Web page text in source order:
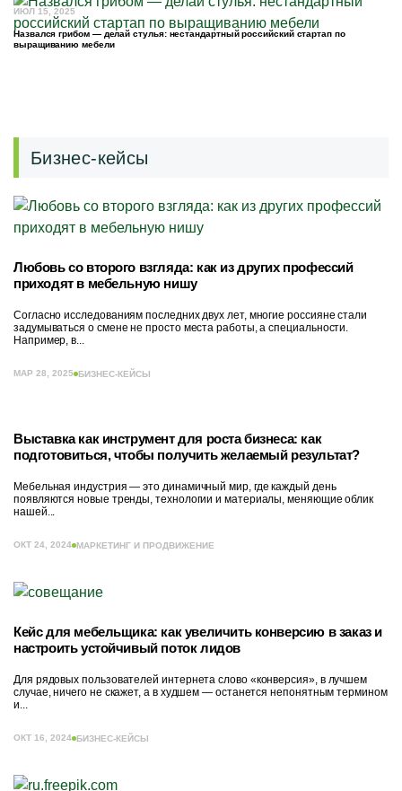
ИЮЛ 15, 2025
Назвался грибом — делай стулья: нестандартный российский стартап по
выращиванию мебели
Бизнес-кейсы
Любовь со второго взгляда: как из других профессий
приходят в мебельную нишу
Согласно исследованиям последних двух лет, многие россияне стали
задумываться о смене не просто места работы, а специальности.
Например, в...
МАР 28, 2025 БИЗНЕС-КЕЙСЫ
Выставка как инструмент для роста бизнеса: как
подготовиться, чтобы получить желаемый результат?
Мебельная индустрия — это динамичный мир, где каждый день
появляются новые тренды, технологии и материалы, меняющие облик
нашей...
ОКТ 24, 2024 МАРКЕТИНГ И ПРОДВИЖЕНИЕ
Кейс для мебельщика: как увеличить конверсию в заказ и
настроить устойчивый поток лидов
Для рядовых пользователей интернета слово «конверсия», в лучшем
случае, ничего не скажет, а в худшем — останется непонятным термином
и...
ОКТ 16, 2024 БИЗНЕС-КЕЙСЫ